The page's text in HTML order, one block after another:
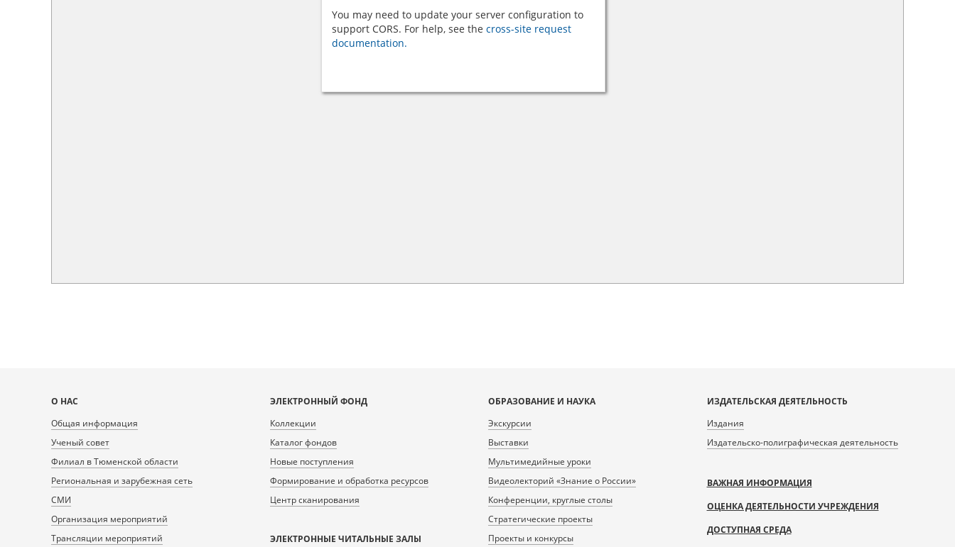
You may need to update your server configuration to
support CORS. For help, see the cross-site request
documentation.
Карта
сайта
О НАС
Общая информация
Ученый совет
Филиал в Тюменской области
Региональная и зарубежная сеть
СМИ
Организация мероприятий
Трансляции мероприятий
ЭЛЕКТРОННЫЙ ФОНД
Коллекции
Каталог фондов
Новые поступления
Формирование и обработка ресурсов
Центр сканирования
ЭЛЕКТРОННЫЕ ЧИТАЛЬНЫЕ ЗАЛЫ
ОБРАЗОВАНИЕ И НАУКА
Экскурсии
Выставки
Мультимедийные уроки
Видеолекторий «Знание о России»
Конференции, круглые столы
Стратегические проекты
Проекты и конкурсы
ИЗДАТЕЛЬСКАЯ ДЕЯТЕЛЬНОСТЬ
Издания
Издательско-полиграфическая деятельность
ВАЖНАЯ ИНФОРМАЦИЯ
ОЦЕНКА ДЕЯТЕЛЬНОСТИ УЧРЕЖДЕНИЯ
ДОСТУПНАЯ СРЕДА